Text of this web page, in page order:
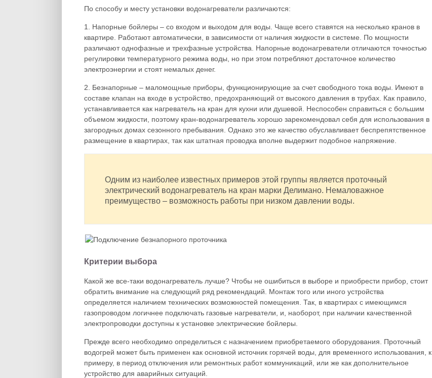
По способу и месту установки водонагреватели различаются:
1. Напорные бойлеры – со входом и выходом для воды. Чаще всего ставятся на несколько кранов в
квартире. Работают автоматически, в зависимости от наличия жидкости в системе. По мощности
различают однофазные и трехфазные устройства. Напорные водонагреватели отличаются точностью
регулировки температурного режима воды, но при этом потребляют достаточное количество
электроэнергии и стоят немалых денег.
2. Безнапорные – маломощные приборы, функционирующие за счет свободного тока воды. Имеют в
составе клапан на входе в устройство, предохраняющий от высокого давления в трубах. Как правило,
устанавливается как нагреватель на кран для кухни или душевой. Неспособен справиться с большим
объемом жидкости, поэтому кран-водонагреватель хорошо зарекомендовал себя для использования в
загородных домах сезонного пребывания. Однако это же качество обуславливает беспрепятственное
размещение в квартирах, так как штатная проводка вполне выдержит подобное напряжение.
Одним из наиболее известных примеров этой группы является проточный
электрический водонагреватель на кран марки Делимано. Немаловажное
преимущество – возможность работы при низком давлении воды.
Критерии выбора
Какой же все-таки водонагреватель лучше? Чтобы не ошибиться в выборе и приобрести прибор, стоит
обратить внимание на следующий ряд рекомендаций. Монтаж того или иного устройства
определяется наличием технических возможностей помещения. Так, в квартирах с имеющимся
газопроводом логичнее подключать газовые нагреватели, и, наоборот, при наличии качественной
электропроводки доступны к установке электрические бойлеры.
Прежде всего необходимо определиться с назначением приобретаемого оборудования. Проточный
водогрей может быть применен как основной источник горячей воды, для временного использования, к
примеру, в период отключения или ремонтных работ коммуникаций, или же как дополнительное
устройство для аварийных ситуаций.